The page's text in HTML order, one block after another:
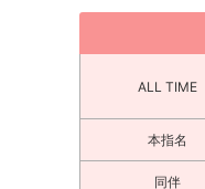
ALL TIME
本指名
同伴